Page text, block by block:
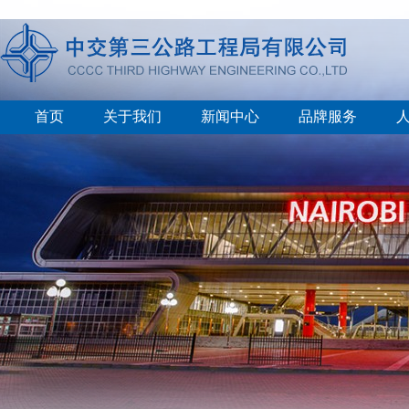
首页 关于我们 新闻中心 品牌服务